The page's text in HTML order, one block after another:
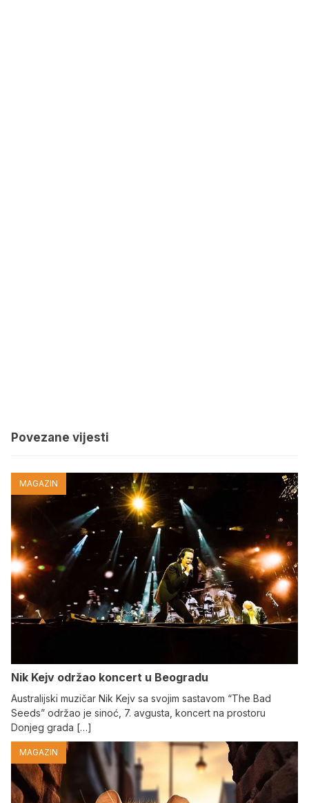
Povezane vijesti
MAGAZIN
Nik Kejv održao koncert u Beogradu
Australijski muzičar Nik Kejv sa svojim sastavom “The Bad
Seeds” održao je sinoć, 7. avgusta, koncert na prostoru
Donjeg grada […]
MAGAZIN